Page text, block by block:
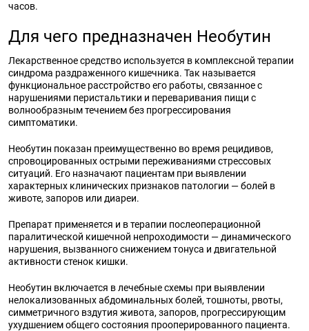
часов.
Для чего предназначен Необутин
Лекарственное средство используется в комплексной терапии
синдрома раздраженного кишечника. Так называется
функциональное расстройство его работы, связанное с
нарушениями перистальтики и переваривания пищи с
волнообразным течением без прогрессирования
симптоматики.
Необутин показан преимущественно во время рецидивов,
спровоцированных острыми переживаниями стрессовых
ситуаций. Его назначают пациентам при выявлении
характерных клинических признаков патологии — болей в
животе, запоров или диареи.
Препарат применяется и в терапии послеоперационной
паралитической кишечной непроходимости — динамического
нарушения, вызванного снижением тонуса и двигательной
активности стенок кишки.
Необутин включается в лечебные схемы при выявлении
нелокализованных абдоминальных болей, тошноты, рвоты,
симметричного вздутия живота, запоров, прогрессирующим
ухудшением общего состояния прооперированного пациента.